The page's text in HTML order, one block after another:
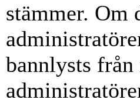
stämmer. Om
bannlysts